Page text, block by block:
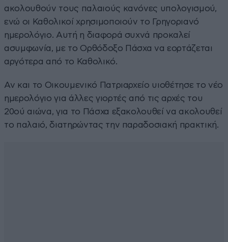
ακολουθούν τους παλαιούς κανόνες υπολογισμού,
ενώ οι Καθολικοί χρησιμοποιούν το Γρηγοριανό
ημερολόγιο. Αυτή η διαφορά συχνά προκαλεί
ασυμφωνία, με το Ορθόδοξο Πάσχα να εορτάζεται
αργότερα από το Καθολικό.
Αν και το Οικουμενικό Πατριαρχείο υιοθέτησε το νέο
ημερολόγιο για άλλες γιορτές από τις αρχές του
20ού αιώνα, για το Πάσχα εξακολουθεί να ακολουθεί
το παλαιό, διατηρώντας την παραδοσιακή πρακτική.